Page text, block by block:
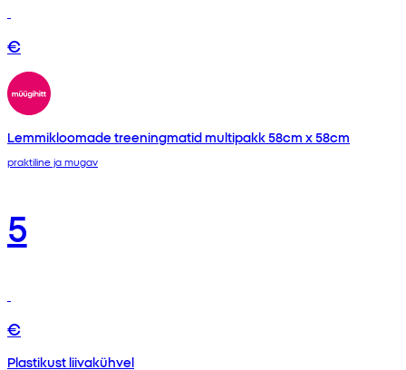
€
Lemmikloomade treeningmatid multipakk 58cm x 58cm
praktiline ja mugav
5
€
Plastikust liivakühvel